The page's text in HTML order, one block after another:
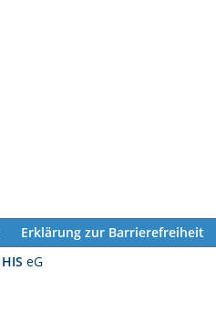
Erklärung zur Barrierefreiheit
HIS eG